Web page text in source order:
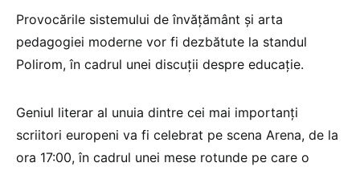
Provocările sistemului de învățământ și arta
pedagogiei moderne vor fi dezbătute la standul
Polirom, în cadrul unei discuții despre educație.
Geniul literar al unuia dintre cei mai importanți
scriitori europeni va fi celebrat pe scena Arena, de la
ora 17:00, în cadrul unei mese rotunde pe care o